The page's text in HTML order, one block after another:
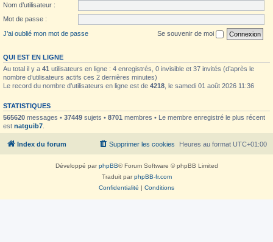
Nom d’utilisateur :
Mot de passe :
J’ai oublié mon mot de passe
Se souvenir de moi
QUI EST EN LIGNE
Au total il y a 41 utilisateurs en ligne : 4 enregistrés, 0 invisible et 37 invités (d’après le
nombre d’utilisateurs actifs ces 2 dernières minutes)
Le record du nombre d’utilisateurs en ligne est de 4218 , le samedi 01 août 2026 11:36
STATISTIQUES
565620 messages • 37449 sujets • 8701 membres • Le membre enregistré le plus récent
est natguib7
Index du forum Heures au format UTC+01:00
Supprimer les cookies
Développé parphpBB® Forum Software © phpBB Limited
Traduit parphpBB-fr.com
Confidentialité | Conditions